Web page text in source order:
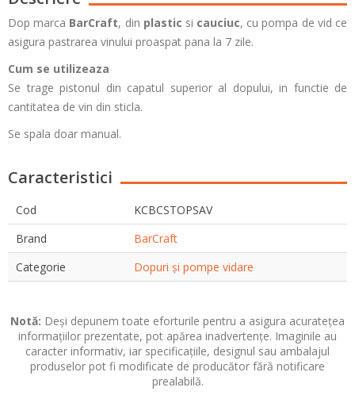
Dop marca BarCraft, din plastic si cauciuc, cu pompa de vid ce
asigura pastrarea vinului proaspat pana la 7 zile.
Cum se utilizeaza
Se trage pistonul din capatul superior al dopului, in functie de
cantitatea de vin din sticla.
Se spala doar manual.
Caracteristici
Cod
KCBCSTOPSAV
Brand
BarCraft
Categorie
Dopuri și pompe vidare
Notă: Deși depunem toate eforturile pentru a asigura acuratețea
informațiilor prezentate, pot apărea inadvertențe. Imaginile au
caracter informativ, iar specificațiile, designul sau ambalajul
produselor pot fi modificate de producător fără notificare
prealabilă.